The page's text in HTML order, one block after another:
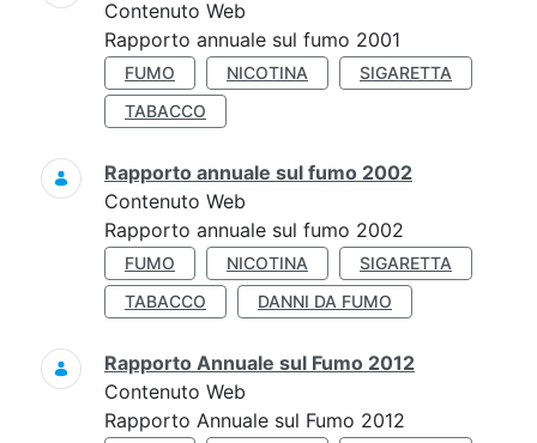
Contenuto Web
Rapporto annuale sul fumo 2001
FUMO NICOTINA
SIGARETTA
TABACCO
Rapporto annuale sul fumo 2002
Contenuto Web
Rapporto annuale sul fumo 2002
FUMO NICOTINA
SIGARETTA
TABACCO
DANNI DA FUMO
Rapporto Annuale sul Fumo 2012
Contenuto Web
Rapporto Annuale sul Fumo 2012